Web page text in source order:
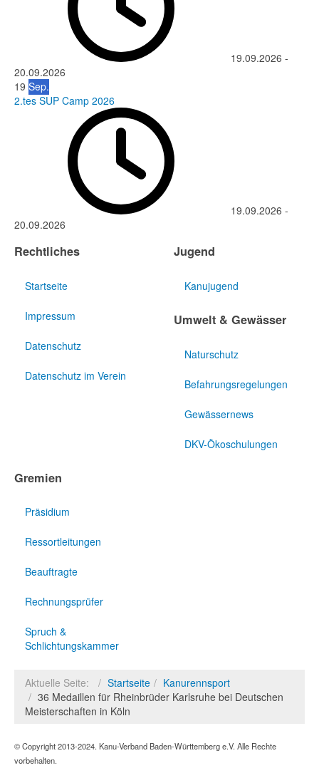
19.09.2026 -
20.09.2026
19 Sep.
2.tes SUP Camp 2026
19.09.2026 -
20.09.2026
Rechtliches
Startseite
Impressum
Datenschutz
Datenschutz im Verein
Jugend
Kanujugend
Umwelt & Gewässer
Naturschutz
Befahrungsregelungen
Gewässernews
DKV-Ökoschulungen
Gremien
Präsidium
Ressortleitungen
Beauftragte
Rechnungsprüfer
Spruch &
Schlichtungskammer
Aktuelle Seite: Startseite
Kanurennsport
36 Medaillen für Rheinbrüder Karlsruhe bei Deutschen
Meisterschaften in Köln
© Copyright 2013-2024. Kanu-Verband Baden-Württemberg e.V. Alle Rechte
vorbehalten.